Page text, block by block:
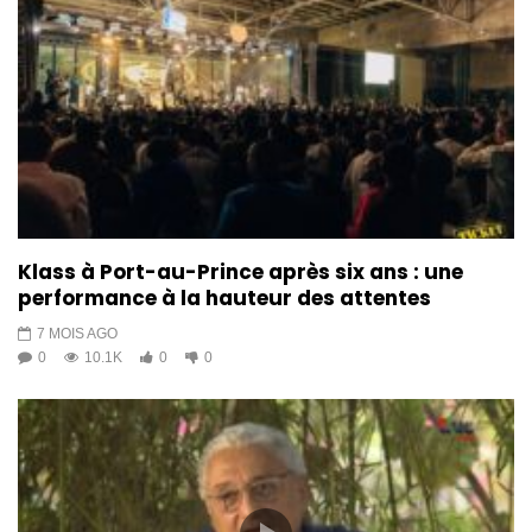
Entèvyou avèk FLAV & KATALOG
de gwoup mizikal GABEL sou
INFINITY dènye albòm yo
10.9K 1
Fête patronale Notre Dame du
Mont Carmel de MARIAMAN
3
Yon vwayaj nan Konpozisyon
mizikal Ayisyèn avèk Jean
662
rekonèt KONPA kòm sèlman yon
MIZIK, men yon ERITAJ , yon
IDANTITE epi…
756 3
Klass à Port-au-Prince après six ans : une
performance à la hauteur des attentes
7 MOIS AGO
0
10.1K 0 0